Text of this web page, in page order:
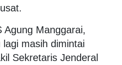
Agung Manggarai,
masih dimintai
Sekretaris Jenderal